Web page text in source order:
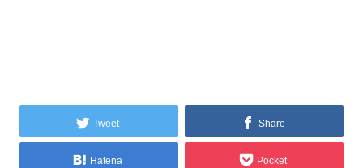
Tweet Share
Hatena Pocket